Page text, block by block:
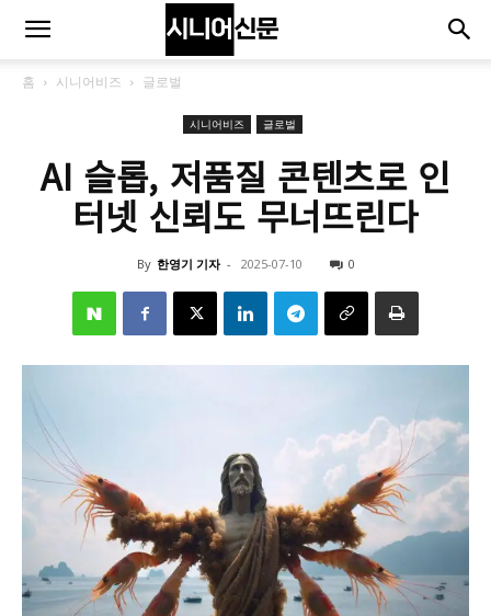
홈 시니어비즈 글로벌
시니어비즈 글로벌
AI 슬롭, 저품질 콘텐츠로 인
터넷 신뢰도 무너뜨린다
By 한영기 기자 - 2025-07-10 0